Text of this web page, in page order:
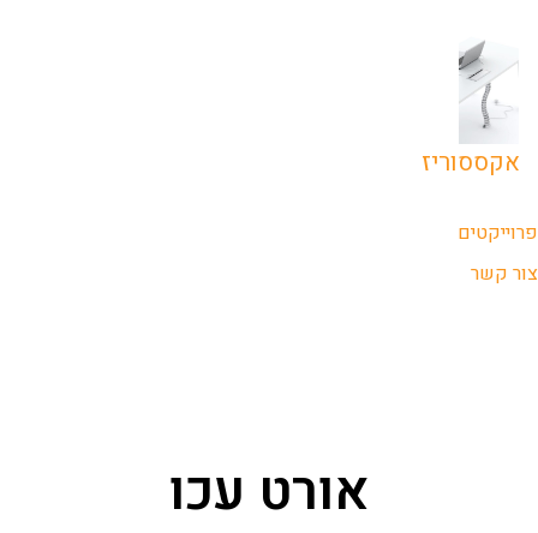
אקססוריז
פרוייקטים
צור קשר
אורט עכו